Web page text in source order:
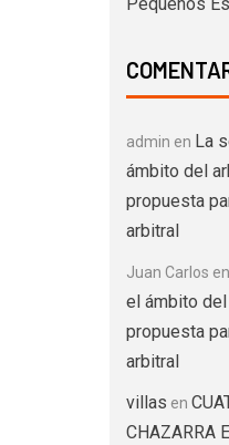
admin en La
ámbito del
propuesta
arbitral
Juan Carlos en
el ámbito
propuesta
arbitral
villas en
CHAZARRA